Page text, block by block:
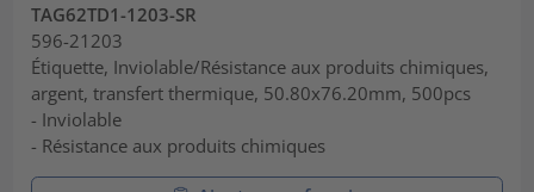
TAG62TD1-1203-SR
596-21203
Étiquette, Inviolable/Résistance aux produits chimiques,
argent, transfert thermique, 50.80x76.20mm, 500pcs
- Inviolable
- Résistance aux produits chimiques